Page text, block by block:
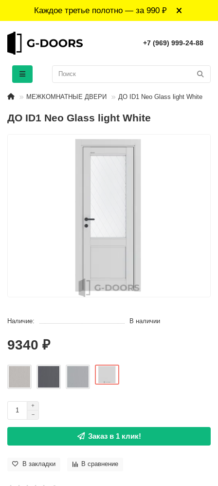
Каждое третье полотно — за 990 ₽
+7 (969) 999-24-88
МЕЖКОМНАТНЫЕ ДВЕРИ ДО ID1 Neo Glass light White
ДО ID1 Neo Glass light White
Наличие: В наличии
9340 ₽
Заказ в 1 клик!
В закладки В сравнение